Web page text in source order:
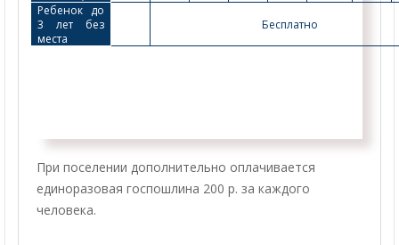
Ребенок до
3 лет без
места
Бесплатно
При поселении дополнительно оплачивается
единоразовая госпошлина 200 р. за каждого
человека.